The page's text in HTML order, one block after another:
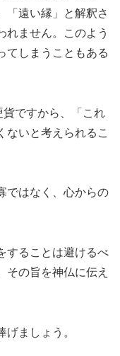
「遠い縁」と解釈さ
れません。このよう
てしまうこともある
ですから、「これ
ないと考えられるこ
ではなく、心からの
することは避けるべ
その旨を神仏に伝え
ましょう。